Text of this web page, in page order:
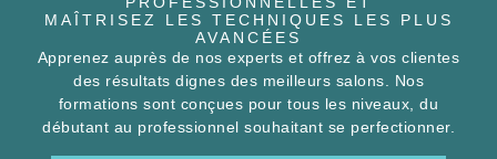
MAÎTRISEZ LES TECHNIQUES LES PLUS
AVANCÉES
Apprenez auprès de nos experts et offrez à vos clientes
des résultats dignes des meilleurs salons. Nos
formations sont conçues pour tous les niveaux, du
débutant au professionnel souhaitant se perfectionner.